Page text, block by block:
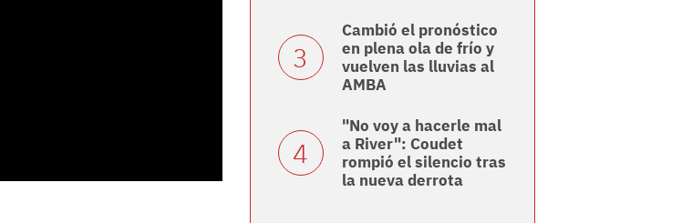
Cambió el pronóstico
en plena ola de frío y
vuelven las lluvias al
AMBA
"No voy a hacerle mal
a River": Coudet
rompió el silencio tras
la nueva derrota